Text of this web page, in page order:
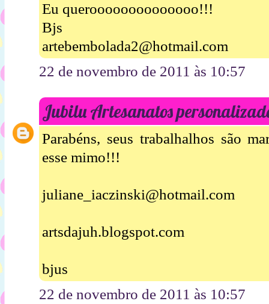
Eu queroooooooooooooo!!!
Bjs
artebembolada2@hotmail.com
22 de novembro de 2011 às 10:57
Jubilu Artesanatos
Parabéns, seus trabalhalhos são
esse mimo!!!
juliane_iaczinski@hotmail.com
artsdajuh.blogspot.com
bjus
22 de novembro de 2011 às 10:57